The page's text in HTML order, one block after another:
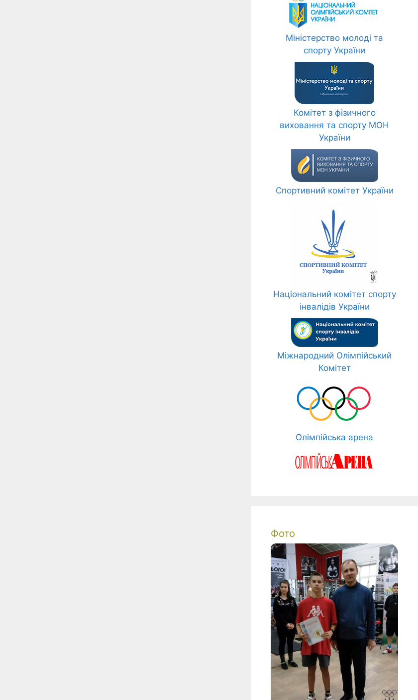
Міністерство молоді та
спорту України
Комітет з фізичного
виховання та спорту МОН
України
Спортивний комітет України
Національний комітет спорту
інвалідів України
Міжнародний Олімпійський
Комітет
Олімпійська арена
Фото